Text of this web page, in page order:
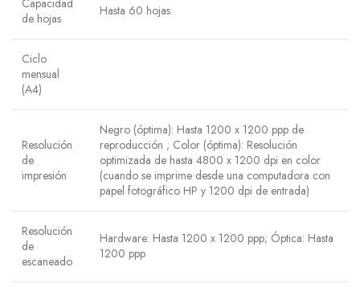
de hojas
Hasta 60 hojas
Ciclo
mensual
(A4)
Resolución
de
impresión
Negro (óptima): Hasta 1200 x 1200 ppp de
reproducción ; Color (óptima): Resolución
optimizada de hasta 4800 x 1200 dpi en color
(cuando se imprime desde una computadora con
papel fotográfico HP y 1200 dpi de entrada)
Resolución
de
escaneado
Hardware: Hasta 1200 x 1200 ppp; Óptica: Hasta
1200 ppp